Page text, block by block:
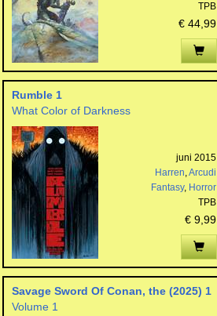
TPB
€ 44,99
Rumble 1
What Color of Darkness
juni 2015
Harren,Arcudi
Fantasy, Horror
TPB
€ 9,99
Savage Sword Of Conan, the (2025) 1
Volume 1